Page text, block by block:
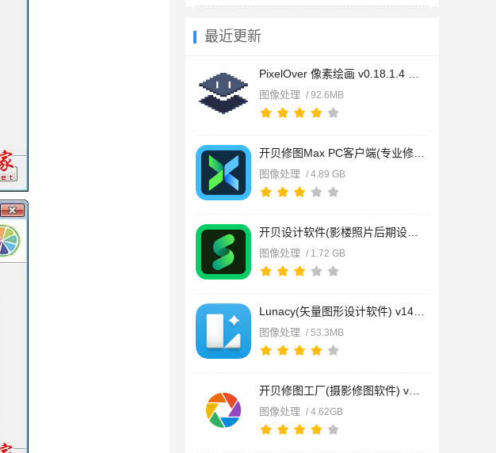
最近更新
图像处理 / 92.6MB
图像处理 / 4.89 GB
图像处理 / 1.72 GB
图像处理 / 53.3MB
图像处理 / 4.62GB